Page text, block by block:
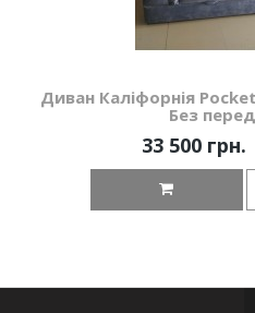
Диван Каліфорнія
Без
33 500 грн.